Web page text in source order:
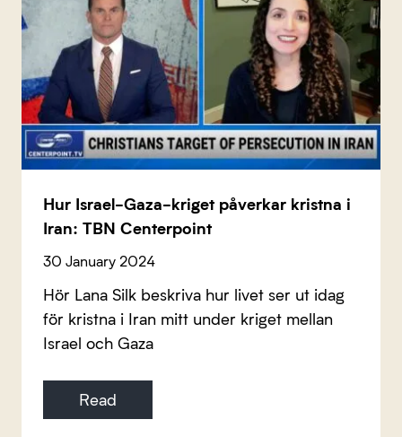
Hur Israel-Gaza-kriget påverkar kristna i
Iran: TBN Centerpoint
30 January 2024
Hör Lana Silk beskriva hur livet ser ut idag
för kristna i Iran mitt under kriget mellan
Israel och Gaza
Read